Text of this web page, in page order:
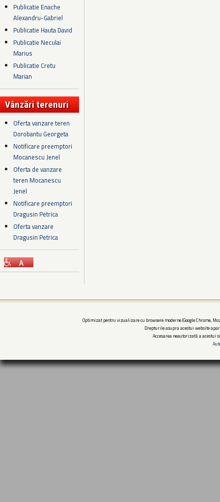
Publicatie Enache
Alexandru-Gabriel
Publicatie Hauta David
Publicatie Neculai
Marius
Publicatie Cretu
Marian
Vânzări terenuri
Oferta vanzare teren
Dorobantu Georgeta
Notificare preemptori
Mocanescu Jenel
Oferta de vanzare
teren Mocanescu
Jenel
Notificare preemptori
Dragusin Petrica
Oferta vanzare
Dragusin Petrica
Optimizat pentru vizualizare cu browsere moderne (Google Chrome,
Drepturile asupra acestui website
Accesarea neautorizată a acestui